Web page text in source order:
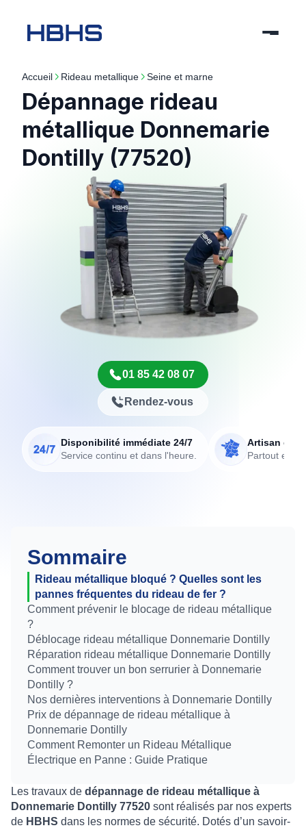
Accueil rideau metallique seine et marne
Dépannage rideau
métallique Donnemarie
Dontilly (77520)
01 85 42 08 07
Rendez-vous
Disponibilité immédiate 24/7
Service continu et dans l'heure.
Artisan de
Partout en
Sommaire
Rideau métallique bloqué ? Quelles sont les
pannes fréquentes du rideau de fer ?
Comment prévenir le blocage de rideau métallique
?
Déblocage rideau métallique Donnemarie Dontilly
Réparation rideau métallique Donnemarie Dontilly
Comment trouver un bon serrurier à Donnemarie
Dontilly ?
Nos dernières interventions à Donnemarie Dontilly
Prix de dépannage de rideau métallique à
Donnemarie Dontilly
Comment Remonter un Rideau Métallique
Électrique en Panne : Guide Pratique
Les travaux de dépannage de rideau métallique à
Donnemarie Dontilly 77520 sont réalisés par nos experts
de HBHS dans les normes de sécurité. Dotés d’un savoir-